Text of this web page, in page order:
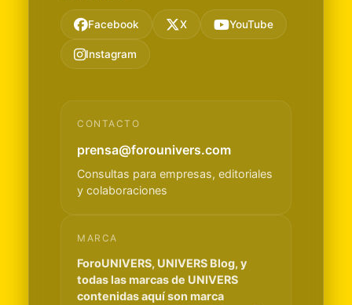
Facebook X YouTube
Instagram
CONTACTO
prensa@forounivers.com
Consultas para empresas, editoriales
y colaboraciones
MARCA
ForoUNIVERS, UNIVERS Blog, y
todas las marcas de UNIVERS
contenidas aquí son marca